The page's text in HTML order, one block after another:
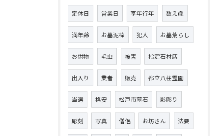
定休日 営業日 享年行年 数え歳
満年齢 お墓泥棒 犯人 お墓荒らし
お供物 毛虫 被害 指定石材店
出入り 業者 販売 都立八柱霊園
当選 格安 松戸市墓石 影彫り
彫刻 写真 僧侶 お坊さん 法要